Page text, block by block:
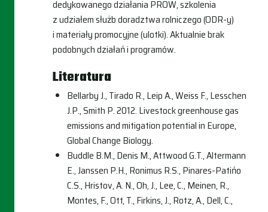
dedykowanego działania PROW, szkolenia
z udziałem służb doradztwa rolniczego (ODR-y)
i materiały promocyjne (ulotki). Aktualnie brak
podobnych działań i programów.
Literatura
Bellarby J., Tirado R., Leip A., Weiss F., Lesschen
J.P., Smith P. 2012. Livestock greenhouse gas
emissions and mitigation potential in Europe,
Global Change Biology.
Buddle B.M., Denis M., Attwood G.T., Altermann
E., Janssen P.H., Ronimus R.S., Pinares-Patińo
C.S., Hristov, A. N., Oh, J., Lee, C., Meinen, R.,
Montes, F., Ott, T., Firkins, J., Rotz, A., Dell, C.,